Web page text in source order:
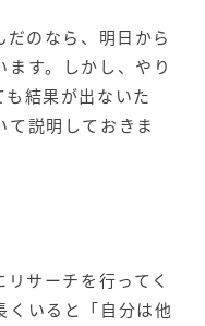
のなら、明日から
す。しかし、やり
結果が出ないた
て説明しておきま
サーチを行ってく
くいると「自分は他